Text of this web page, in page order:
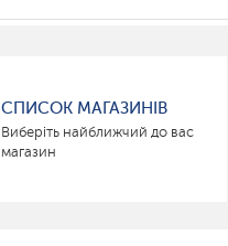
СПИСОК МАГАЗИНІВ
Виберіть найближчий до вас
магазин